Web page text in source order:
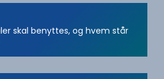
skal benyttes, og hvem står